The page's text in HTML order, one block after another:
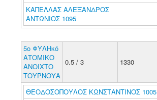
ΚΑΠΕΛΛΑΣ ΑΛΕΞΑΝΔΡΟΣ
ΑΝΤΩΝΙΟΣ 1095
5ο ΦΥΛΗκό
ΑΤΟΜΙΚΟ
ΑΝΟΙΧΤΟ
ΤΟΥΡΝΟΥΑ
0.5 / 3 1330
ΘΕΟΔΟΣΟΠΟΥΛΟΣ ΚΩΝΣΤΑΝΤΙΝΟΣ 1005